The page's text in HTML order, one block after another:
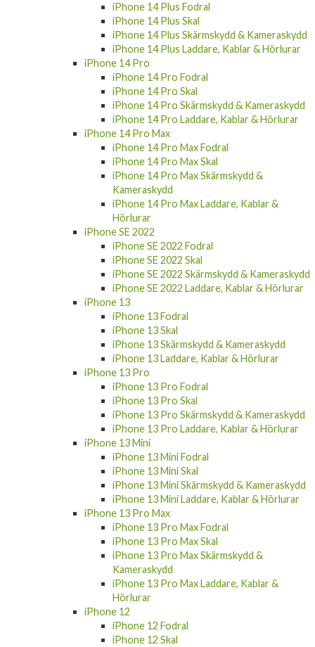
iPhone 14 Plus Fodral
iPhone 14 Plus Skal
iPhone 14 Plus Skärmskydd & Kameraskydd
iPhone 14 Plus Laddare, Kablar & Hörlurar
iPhone 14 Pro
iPhone 14 Pro Fodral
iPhone 14 Pro Skal
iPhone 14 Pro Skärmskydd & Kameraskydd
iPhone 14 Pro Laddare, Kablar & Hörlurar
iPhone 14 Pro Max
iPhone 14 Pro Max Fodral
iPhone 14 Pro Max Skal
iPhone 14 Pro Max Skärmskydd &
Kameraskydd
iPhone 14 Pro Max Laddare, Kablar &
Hörlurar
iPhone SE 2022
iPhone SE 2022 Fodral
iPhone SE 2022 Skal
iPhone SE 2022 Skärmskydd & Kameraskydd
iPhone SE 2022 Laddare, Kablar & Hörlurar
iPhone 13
iPhone 13 Fodral
iPhone 13 Skal
iPhone 13 Skärmskydd & Kameraskydd
iPhone 13 Laddare, Kablar & Hörlurar
iPhone 13 Pro
iPhone 13 Pro Fodral
iPhone 13 Pro Skal
iPhone 13 Pro Skärmskydd & Kameraskydd
iPhone 13 Pro Laddare, Kablar & Hörlurar
iPhone 13 Mini
iPhone 13 Mini Fodral
iPhone 13 Mini Skal
iPhone 13 Mini Skärmskydd & Kameraskydd
iPhone 13 Mini Laddare, Kablar & Hörlurar
iPhone 13 Pro Max
iPhone 13 Pro Max Fodral
iPhone 13 Pro Max Skal
iPhone 13 Pro Max Skärmskydd &
Kameraskydd
iPhone 13 Pro Max Laddare, Kablar &
Hörlurar
iPhone 12
iPhone 12 Fodral
iPhone 12 Skal